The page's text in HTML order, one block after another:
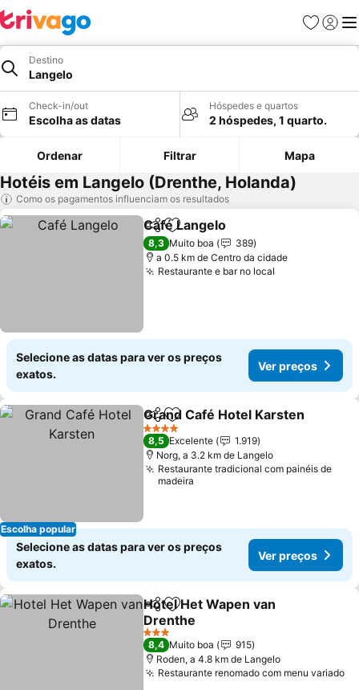
Favoritos
Iniciar
Destino
Langelo
Check-in/out
Escolha as datas
Hóspedes e quartos
2 hóspedes, 1 quarto.
Ordenar Filtrar Mapa
Hotéis em Langelo (Drenthe, Holanda)
Como os pagamentos influenciam os resultados
PartilharAdicionar aos favoritos
Café Langelo
8,3 Muito boa
389
a 0.5 km de Centro da cidade
Restaurante e bar no local
Selecione as datas para ver os preços
exatos.
Ver preços
Escolha popular
PartilharAdicionar aos favoritos
Grand Café Hotel Karsten
4 Estrelas
8,5 Excelente
1.919
Norg, a 3.2 km de Langelo
Restaurante tradicional com painéis de
madeira
Selecione as datas para ver os preços
exatos.
Ver preços
PartilharAdicionar aos favoritos
Hotel Het Wapen van
Drenthe
3 Estrelas
8,4 Muito boa
915
Roden, a 4.8 km de Langelo
Restaurante renomado com menu variado